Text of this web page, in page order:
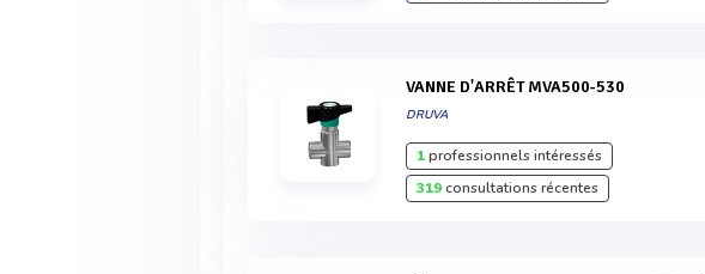
VANNE D'ARRÊT MVA500-530
DRUVA
1professionnels intéressés
319consultations récentes